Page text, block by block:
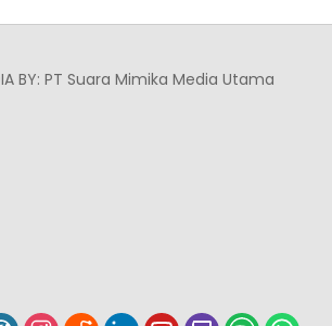
BY: PT Suara Mimika Media Utama